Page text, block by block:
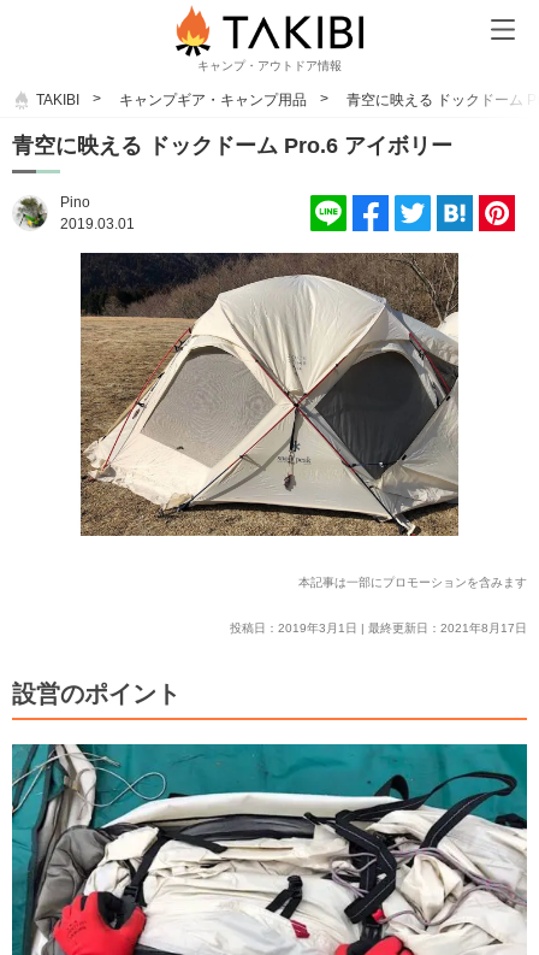
キャンプ・アウトドア情報
TAKIBI キャンプギア・キャンプ用品 青空に映える ドックドーム
青空に映える ドックドーム Pro.6 アイボリー
Pino
2019.03.01
本記事は一部にプロモーションを含みます
投稿日：2019年3月1日 | 最終更新日：2021年8月17日
設営のポイント